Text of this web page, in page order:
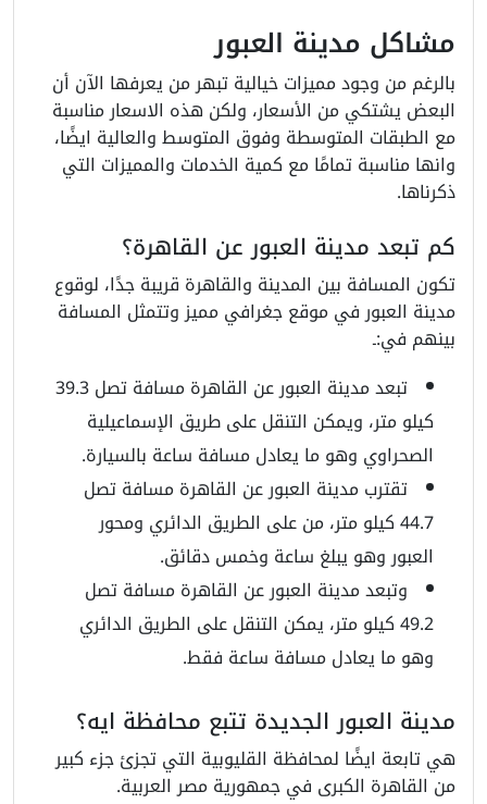
مشاكل مدينة العبور
بالرغم من وجود مميزات خيالية تبهر من يعرفها الآن أن
البعض يشتكي من الأسعار، ولكن هذه الاسعار مناسبة
مع الطبقات المتوسطة وفوق المتوسط والعالية ايضًا،
وانها مناسبة تمامًا مع كمية الخدمات والمميزات التي
ذكرناها.
كم تبعد مدينة العبور عن القاهرة؟
تكون المسافة بين المدينة والقاهرة قريبة جدًا، لوقوع
مدينة العبور في موقع جغرافي مميز وتتمثل المسافة
بينهم في:ـ
تبعد مدينة العبور عن القاهرة مسافة تصل 39.3
كيلو متر، ويمكن التنقل على طريق الإسماعيلية
الصحراوي وهو ما يعادل مسافة ساعة بالسيارة.
تقترب مدينة العبور عن القاهرة مسافة تصل
44.7 كيلو متر، من على الطريق الدائري ومحور
العبور وهو يبلغ ساعة وخمس دقائق.
وتبعد مدينة العبور عن القاهرة مسافة تصل
49.2 كيلو متر، يمكن التنقل على الطريق الدائري
وهو ما يعادل مسافة ساعة فقط.
مدينة العبور الجديدة تتبع محافظة ايه؟
هي تابعة ايضًا لمحافظة القليوبية التي تجزئ جزء كبير
من القاهرة الكبرى في جمهورية مصر العربية.